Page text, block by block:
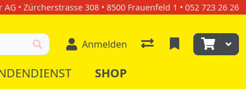
AG • Zürcherstrasse 308 • 8500 Frauenfeld 1 • 052 723 26 26
Anmelden
SHOP